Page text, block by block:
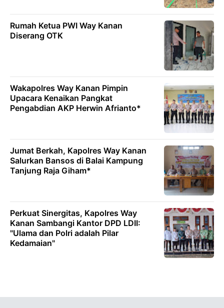
Rumah Ketua PWI Way Kanan
Diserang OTK
Wakapolres Way Kanan Pimpin
Upacara Kenaikan Pangkat
Pengabdian AKP Herwin Afrianto*
Jumat Berkah, Kapolres Way Kanan
Salurkan Bansos di Balai Kampung
Tanjung Raja Giham*
Perkuat Sinergitas, Kapolres Way
Kanan Sambangi Kantor DPD LDII:
"Ulama dan Polri adalah Pilar
Kedamaian"